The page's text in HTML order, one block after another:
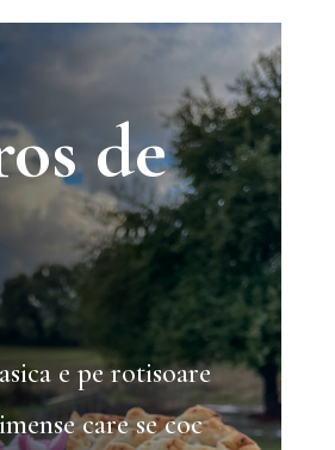
de
e pe rotisoare
care se coc